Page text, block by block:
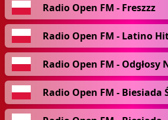
Radio Open FM - Freszzz
Radio Open FM - Latino
Radio Open FM - Odgłosy
Radio Open FM - Biesiada